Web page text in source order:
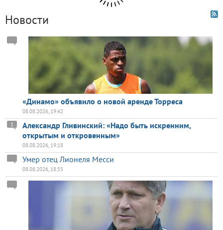
Новости
«Динамо» объявило о новой аренде Торреса
08.08.2026, 19:42
Александр Гливинский: «Надо быть искренним,
открытым и откровенным»
1
08.08.2026, 19:18
Умер отец Лионеля Месси
08.08.2026, 18:55